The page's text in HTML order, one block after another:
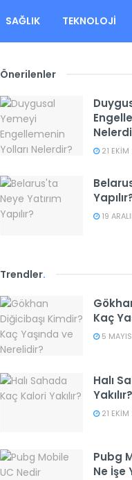
SAĞLIK TEKNOLOJI
Önerilenler
21
19
Trendler.
Kaç
5
Halı
Yakılır?
21
Pubg
Ne İşe